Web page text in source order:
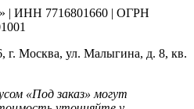
ИНН 7716801660 | ОГРН
г. Москва, ул. Малыгина, д. 8, кв.
«Под заказ» могут